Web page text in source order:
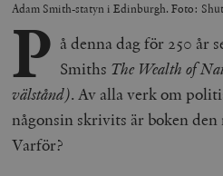
Adam Smith-statyn i Edinburgh. Foto:
P å denna dag för 250 år
Smiths The Wealth of
välstånd). Av alla verk om
någonsin skrivits är boken
Varför?